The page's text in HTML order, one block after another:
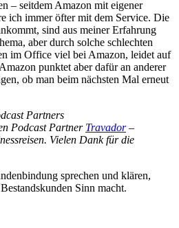
– seitdem Amazon mit eigener
ich immer öfter mit dem Service. Die
sind aus meiner Erfahrung
aber durch solche schlechten
im Office viel bei Amazon, leidet auf
punktet aber dafür an anderer
ob man beim nächsten Mal erneut
Partners
Podcast Partner Travador–
Vielen Dank für die
sprechen und klären,
Sinn macht.